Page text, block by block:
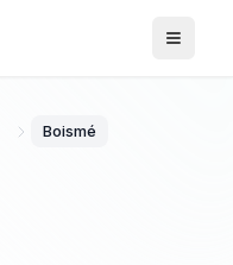
Ouvrir
Boismé